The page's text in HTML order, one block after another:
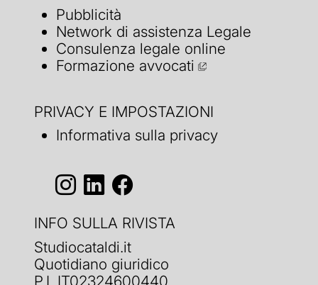
Pubblicità
Network di assistenza Legale
Consulenza legale online
Formazione avvocati
PRIVACY E IMPOSTAZIONI
Informativa sulla privacy
INFO SULLA RIVISTA
Studiocataldi.it
Quotidiano giuridico
P.I. IT02324600440